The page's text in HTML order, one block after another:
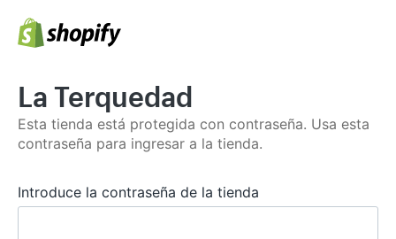
La Terquedad
Esta tienda está protegida con contraseña. Usa esta
contraseña para ingresar a la tienda.
Introduce la contraseña de la tienda